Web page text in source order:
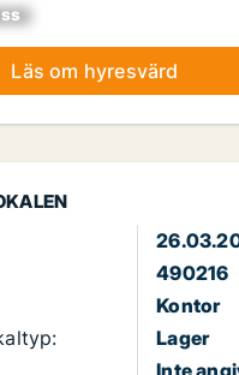
Läs om hyresvärd
490216
Kontor
Lager